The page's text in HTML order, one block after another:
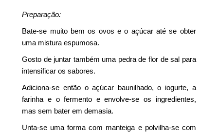
Preparação:
Bate-se muito bem os ovos e o açúcar até se obter
uma mistura espumosa.
Gosto de juntar também uma pedra de flor de sal para
intensificar os sabores.
Adiciona-se então o açúcar baunilhado, o iogurte, a
farinha e o fermento e envolve-se os ingredientes,
mas sem bater em demasia.
Unta-se uma forma com manteiga e polvilha-se com